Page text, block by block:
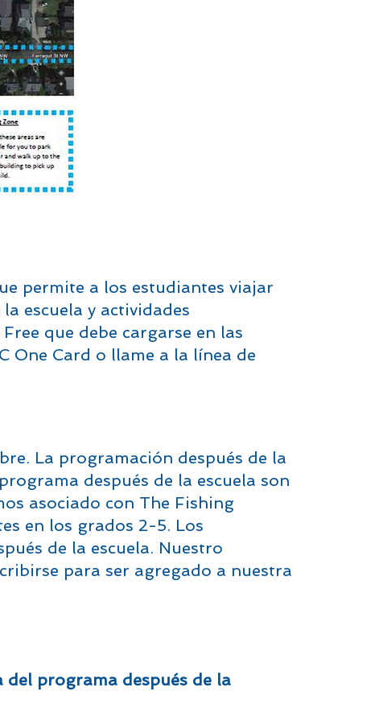
permite a los estudiantes viajar
escuela y actividades
que debe cargarse en las
One Card o llame a la línea de
La programación después de la
después de la escuela son
asociado con The Fishing
en los grados 2-5. Los
de la escuela. Nuestro
para ser agregado a nuestra
programa después de la